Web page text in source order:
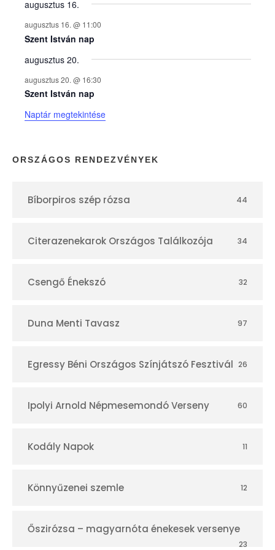
y
e
k
n
a
p
r
augusztus 16.
augusztus 16. @ 11:00
Szent István nap
augusztus 20.
augusztus 20. @ 16:30
Szent István nap
Naptár megtekintése
ORSZÁGOS RENDEZVÉNYEK
Bíborpiros szép rózsa 44
Citerazenekarok Országos Találkozója 34
Csengő Énekszó 32
Duna Menti Tavasz 97
Egressy Béni Országos Színjátszó Fesztivál 26
Ipolyi Arnold Népmesemondó Verseny 60
Kodály Napok 11
Könnyűzenei szemle 12
Őszirózsa – magyarnóta énekesek versenye
23